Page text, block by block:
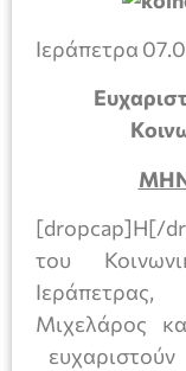
Ιεράπετρα
[dropcap]Η[/
του
Μιχελάρος